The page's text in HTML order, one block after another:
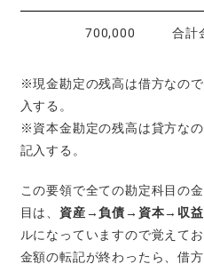
700,000 合計
※現金勘定の残高は借方なの
入する。
※資本金勘定の残高は貸方な
記入する。
この要領で全ての勘定科目の
目は、 資産→負債→資本→ 収益
ルになっていますので覚えてお
金額の転記が終わったら、借